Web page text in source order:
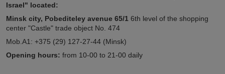
Israel" located:
Minsk city, Pobediteley avenue 65/1 6th level of the shopping
center "Castle" trade object No. 474
Mob.A1: +375 (29) 127-27-44 (Minsk)
Opening hours: from 10-00 to 21-00 daily